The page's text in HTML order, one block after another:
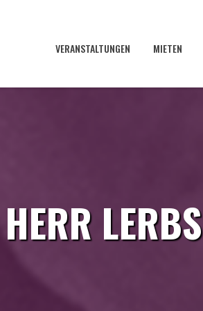
VERANSTALTUNGEN MIETEN
LERBS